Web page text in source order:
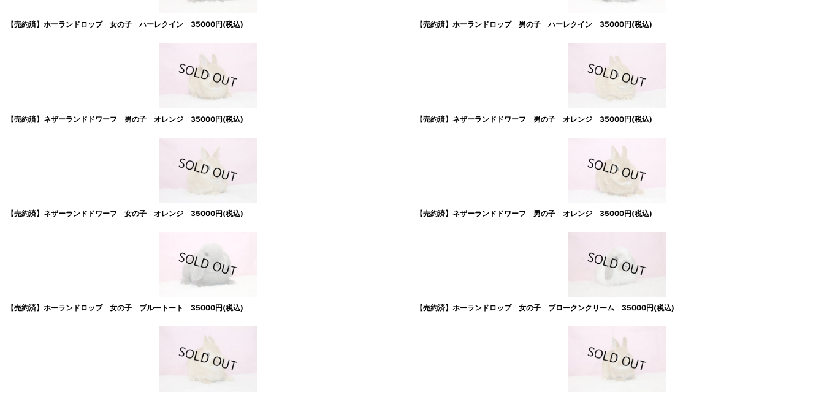
【売約済】ホーランドロップ 女の子 ハーレクイン 35000円(税込) 【売約済】ホーランドロップ 男の子 ハーレクイン 35000円(税込)
【売約済】ネザーランドドワーフ 男の子 オレンジ 35000円(税込) 【売約済】ネザーランドドワーフ 男の子 オレンジ 35000円(税込)
【売約済】ネザーランドドワーフ 女の子 オレンジ 35000円(税込) 【売約済】ネザーランドドワーフ 男の子 オレンジ 35000円(税込)
【売約済】ホーランドロップ 女の子 ブルートート 35000円(税込) 【売約済】ホーランドロップ 女の子 ブロークンクリーム 35000円(税込)